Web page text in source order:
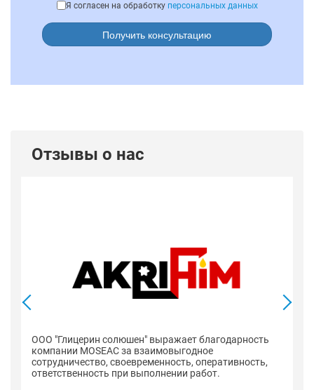
Я согласен на обработку персональных данных
Получить консультацию
Отзывы о нас
ООО "Глицерин солюшен" выражает благодарность
компании MOSEAC за взаимовыгодное
сотрудничество, своевременность, оперативность,
ответственность при выполнении работ.